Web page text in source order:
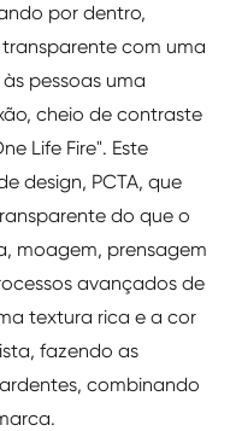
por dentro,
com uma
pessoas uma
cheio de contraste
Life Fire". Este
design, PCTA, que
do que o
moagem, prensagem
avançados de
textura rica e a cor
fazendo as
combinando